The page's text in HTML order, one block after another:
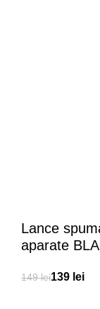
Lance
aparate
149lei139 lei